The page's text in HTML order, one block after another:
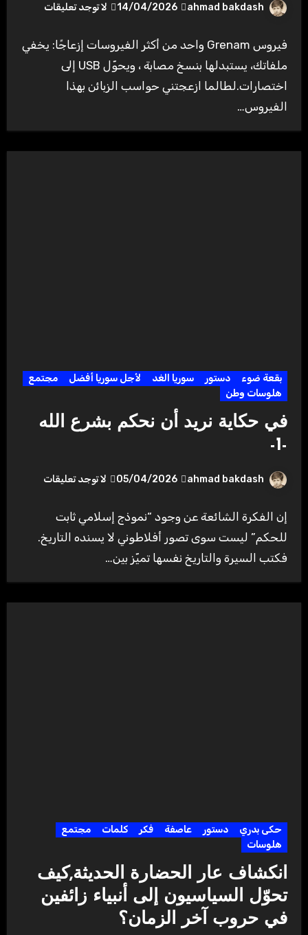
ahmad bakdash
14/04/2026 لا توجد تعليقات
فيروس Grenam واحد من أكثر الفيروسات إزعاجًا: يخفي
ملفاتك، يستبدلها بنسخ مصابة ، ويحوّل USB إلى
اختصارات.لطالما ازعجتني حواسب الزبائن بهذا
الفيروس…
بقعة ضوء دستور سوريا الغد لأجل سوريا أفضل
مجتمع
هلوسات وطن
في حكاية نريد أن نحكم بشرع الله
-1-
ahmad bakdash
05/04/2026 لا توجد تعليقات
إن الفكرة الشائعة عن وجود “نموذج إسلامي ثابت
للحكم” ليست سوى تصور أفلاطوني لا يسنده التاريخ.
فكتب السيرة والتاريخ نفسها تميّز بين…
حكى بدري دستور عاصفة فكر كلمات
مجتمع
هلوسات
انكشاف عار الحضارة الحديثة,كيف
تحوّل السياسيون إلى أنبياء زائفين
في حروب آخر الزمان؟